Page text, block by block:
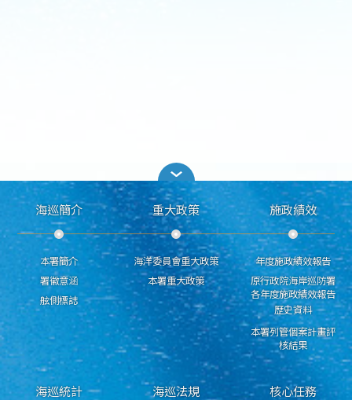
海巡簡介
本署簡介
署徽意涵
舷側標誌
重大政策
海洋委員會重大政策
本署重大政策
施政績效
年度施政績效報告
原行政院海岸巡防署
各年度施政績效報告
歷史資料
本署列管個案計畫評
核結果
海巡統計 海巡法規 核心任務